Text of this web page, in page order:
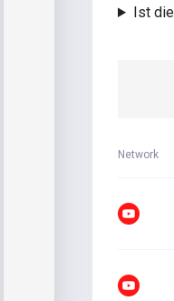
Ist
Network